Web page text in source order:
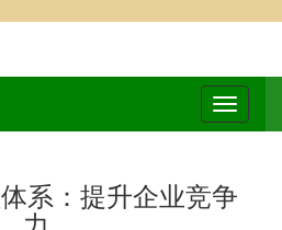
系：提升企业竞争